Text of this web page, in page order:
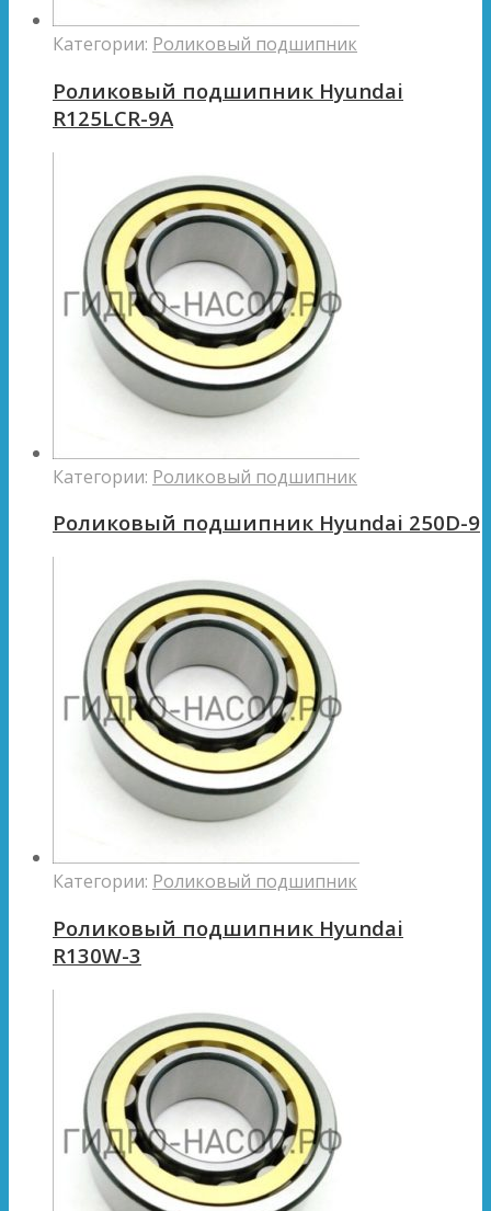
Категории: Роликовый подшипник
Роликовый подшипник Hyundai
R125LCR-9A
Категории: Роликовый подшипник
Роликовый подшипник Hyundai 250D-9
Категории: Роликовый подшипник
Роликовый подшипник Hyundai
R130W-3